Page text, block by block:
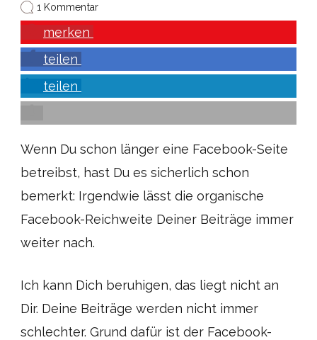
1 Kommentarzu
Wie
für
Facebook-
sorgst
merken
teilen
teilen
Wenn Du schon länger eine Facebook-Seite
betreibst, hast Du es sicherlich schon
bemerkt: Irgendwie lässt die organische
Facebook-Reichweite Deiner Beiträge immer
weiter nach.
Ich kann Dich beruhigen, das liegt nicht an
Dir. Deine Beiträge werden nicht immer
schlechter. Grund dafür ist der Facebook-